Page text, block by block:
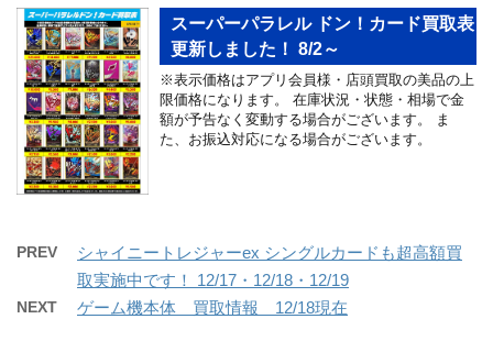
スーパーパラレル ドン！カード買取表
更新しました！ 8/2～
※表示価格はアプリ会員様・店頭買取の美品の上
限価格になります。 在庫状況・状態・相場で金
額が予告なく変動する場合がございます。 ま
た、お振込対応になる場合がございます。
PREV
シャイニートレジャーex シングルカードも超高額買
取実施中です！ 12/17・12/18・12/19
NEXT ゲーム機本体 買取情報 12/18現在